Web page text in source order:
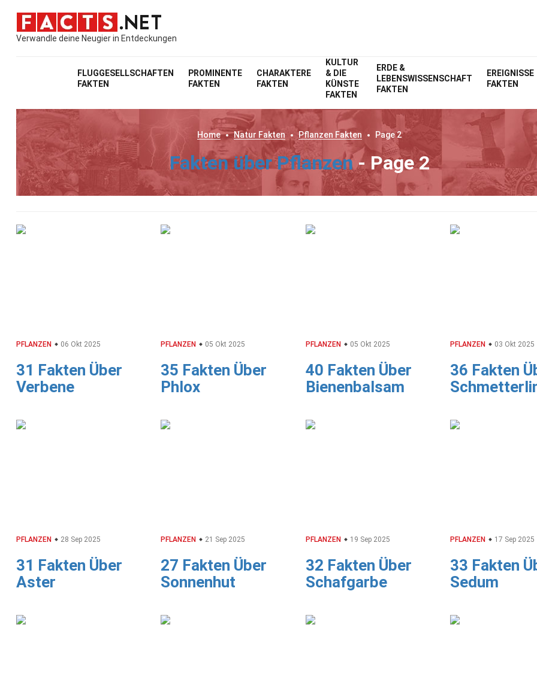
Verwandle deine Neugier in Entdeckungen
FLUGGESELLSCHAFTEN
FAKTEN
PROMINENTE
FAKTEN
CHARAKTERE
FAKTEN
KULTUR
& DIE
KÜNSTE
FAKTEN
ERDE &
LEBENSWISSENSCHAFT
FAKTEN
EREIGNISSE
FAKTEN
Home Natur Fakten Pflanzen Fakten Page 2
Fakten über Pflanzen- Page 2
PFLANZEN 06 Okt 2025
31 Fakten Über
Verbene
PFLANZEN 05 Okt 2025
35 Fakten Über
Phlox
PFLANZEN 05 Okt 2025
40 Fakten Über
Bienenbalsam
PFLANZEN 03 Okt 2025
36 Fakten
PFLANZEN 28 Sep 2025
31 Fakten Über
Aster
PFLANZEN 21 Sep 2025
27 Fakten Über
Sonnenhut
PFLANZEN 19 Sep 2025
32 Fakten Über
Schafgarbe
PFLANZEN 17 Sep 2025
33 Fakten
Sedum